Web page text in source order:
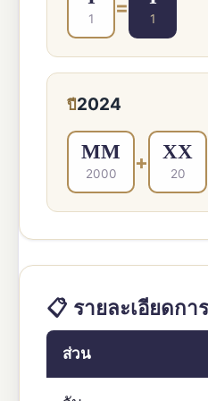
1
=
1
ปี2024
MM
2000
+ XX
20
📋 รายละเอียดกา
ส่วน